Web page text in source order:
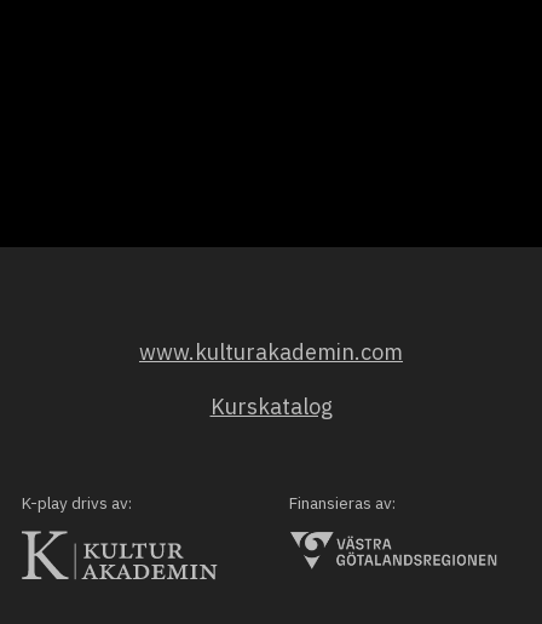
www.kulturakademin.com
Kurskatalog
K-play drivs av: Finansieras av: